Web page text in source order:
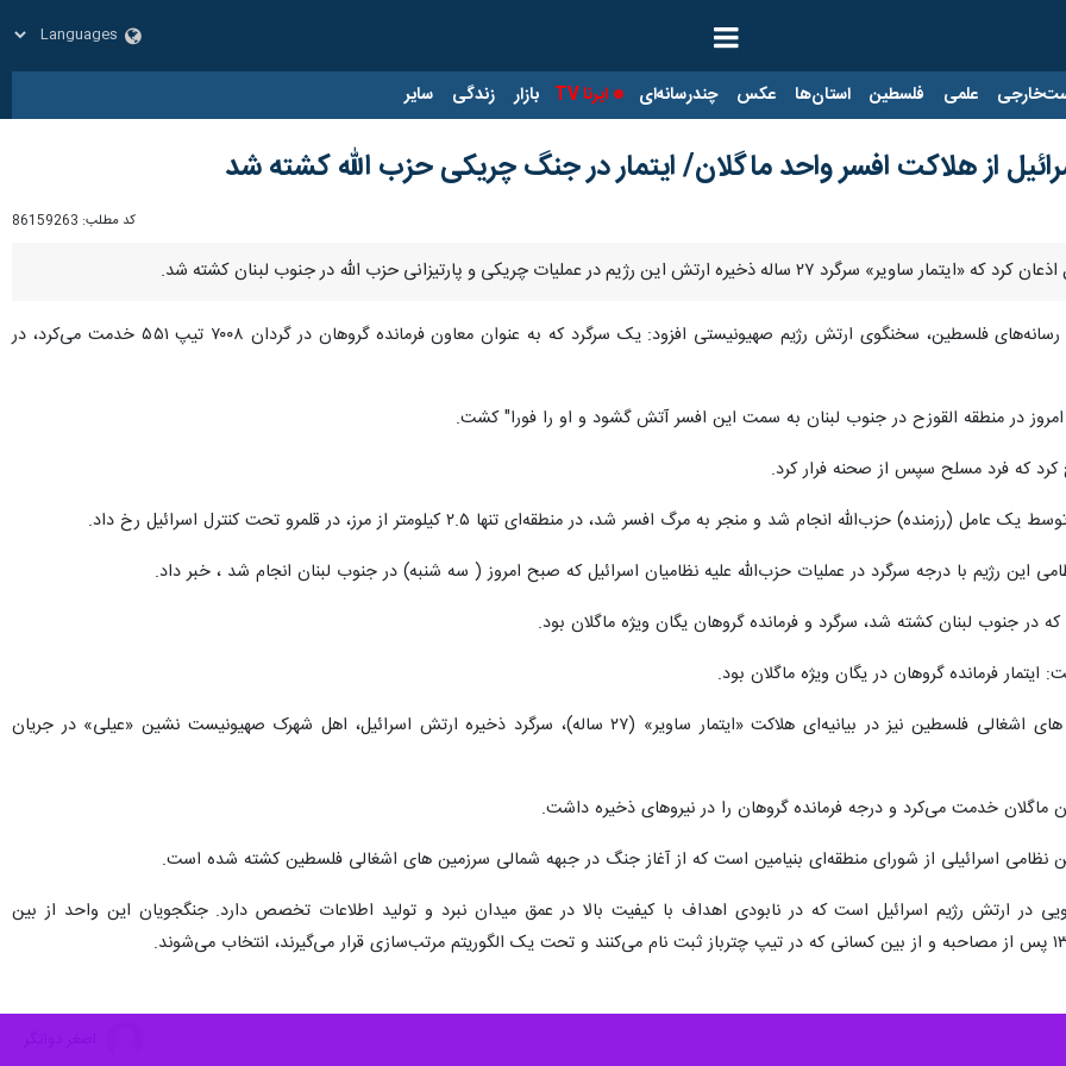
علمی فلسطین استان‌ها عکس چندرسانه‌ای ایرنا TV بازار زندگی سایر
از هلاکت افسر واحد ماگلان/ ایتمار در جنگ چریکی حزب الله کشته شد
کد مطلب: 86159263